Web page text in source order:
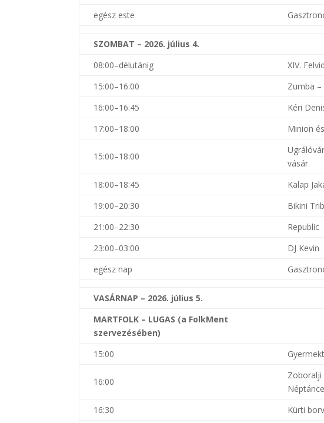
egész este
SZOMBAT – 2026. július 4.
08:00–délutánig
XIV.
15:00–16:00
Zumba –
16:00–16:45
Kéri
17:00–18:00
Minion
15:00–18:00
vásár
18:00–18:45
Kalap
19:00–20:30
Bikini
21:00–22:30
Republic
23:00–03:00
DJ Kevin
egész nap
VASÁRNAP – 2026. július 5.
MARTFOLK – LUGAS (a FolkMent
szervezésében)
15:00
16:00
Zoboralji
16:30
Kürti